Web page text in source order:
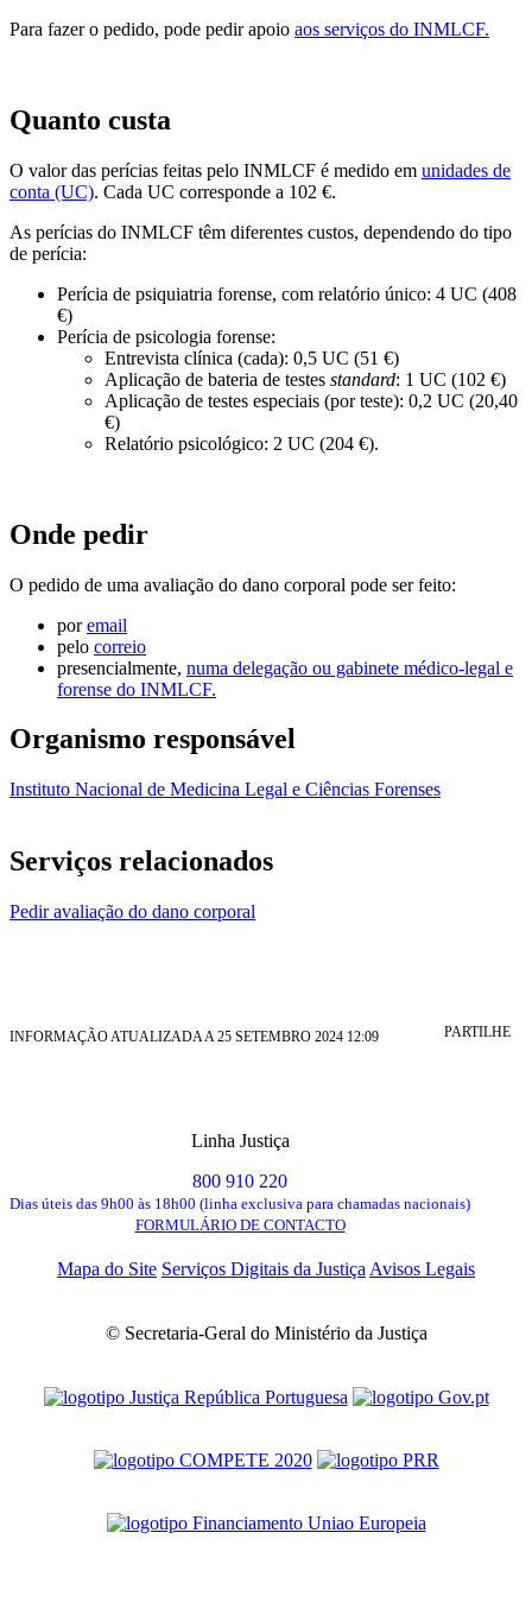
Para fazer o pedido, pode pedir apoio aos serviços do INMLCF.
Quanto custa
O valor das perícias feitas pelo INMLCF é medido em unidades de
conta (UC). Cada UC corresponde a 102 €.
As perícias do INMLCF têm diferentes custos, dependendo do tipo
de perícia:
Perícia de psiquiatria forense, com relatório único: 4 UC (408
€)
Perícia de psicologia forense:
Entrevista clínica (cada): 0,5 UC (51 €)
Aplicação de bateria de testes standard: 1 UC (102 €)
Aplicação de testes especiais (por teste): 0,2 UC (20,40
€)
Relatório psicológico: 2 UC (204 €).
Onde pedir
O pedido de uma avaliação do dano corporal pode ser feito:
poremail
pelo correio
presencialmente, numa delegação ou gabinete médico-legal e
forense do INMLCF.
Organismo responsável
Instituto Nacional de Medicina Legal e Ciências Forenses
Serviços relacionados
Pedir avaliação do dano corporal
INFORMAÇÃO ATUALIZADA A 25 SETEMBRO 2024 12:09 PARTILHE
Linha Justiça
800 910 220
Dias úteis das 9h00 às 18h00 (linha exclusiva para chamadas nacionais)
FORMULÁRIO DE CONTACTO
Mapa do Site Serviços Digitais da Justiça Avisos Legais
© Secretaria-Geral do Ministério da Justiça